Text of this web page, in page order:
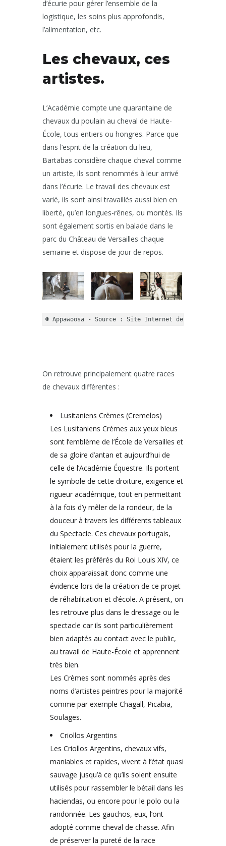
d’écurie pour gérer l’ensemble de la
logistique, les soins plus approfondis,
l’alimentation, etc.
Les chevaux, ces
artistes.
L’Académie compte une quarantaine de
chevaux du poulain au cheval de Haute-
École, tous entiers ou hongres. Parce que
dans l’esprit de la création du lieu,
Bartabas considère chaque cheval comme
un artiste, ils sont renommés à leur arrivé
dans l’écurie. Le travail des chevaux est
varié, ils sont ainsi travaillés aussi bien en
liberté, qu’en longues-rênes, ou montés. Ils
sont également sortis en balade dans le
parc du Château de Versailles chaque
semaine et dispose de jour de repos.
© Appawoosa - Source : Site Internet de l'Académie
On retrouve principalement quatre races
de chevaux différentes :
Lusitaniens Crèmes (Cremelos)
Les Lusitaniens Crèmes aux yeux bleus
sont l’emblème de l’École de Versailles et
de sa gloire d’antan et aujourd’hui de
celle de l’Académie Équestre. Ils portent
le symbole de cette droiture, exigence et
rigueur académique, tout en permettant
à la fois d’y mêler de la rondeur, de la
douceur à travers les différents tableaux
du Spectacle. Ces chevaux portugais,
initialement utilisés pour la guerre,
étaient les préférés du Roi Louis XIV, ce
choix apparaissait donc comme une
évidence lors de la création de ce projet
de réhabilitation et d’école. A présent, on
les retrouve plus dans le dressage ou le
spectacle car ils sont particulièrement
bien adaptés au contact avec le public,
au travail de Haute-École et apprennent
très bien.
Les Crèmes sont nommés après des
noms d’artistes peintres pour la majorité
comme par exemple Chagall, Picabia,
Soulages.
Criollos Argentins
Les Criollos Argentins, chevaux vifs,
maniables et rapides, vivent à l’état quasi
sauvage jusqu’à ce qu’ils soient ensuite
utilisés pour rassembler le bétail dans les
haciendas, ou encore pour le polo ou la
randonnée. Les gauchos, eux, l’ont
adopté comme cheval de chasse. Afin
de préserver la pureté de la race